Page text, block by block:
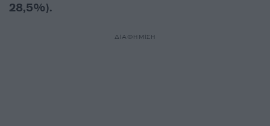
28,5%).
ΔΙΑΦΗΜΙΣΗ